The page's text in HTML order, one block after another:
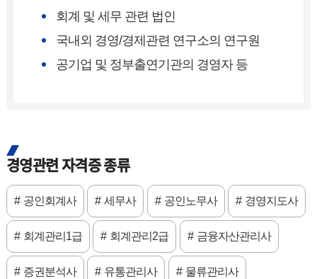
회계 및 세무 관련 법인
국내외 경영/경제관련 연구소의 연구원
공기업 및 정부출연기관의 경영자 등
경영관련 자격증 종류
공인회계사 세무사 공인노무사 경영지도사
회계관리1급 회계관리2급 금융자산관리사
증권분석사 유통관리사 물류관리사